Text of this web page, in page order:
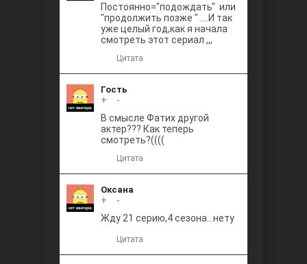
Постоянно="подождать" или
"продолжить позже " ....И так
уже целый год,как я начала
смотреть этот сериал ,,,
Цитата
Гость
+
-
В смысле Фатих другой
актер??? Как теперь
смотреть?((((
Цитата
Оксана
+
-
Жду 21 серию,4 сезона...нету
Цитата